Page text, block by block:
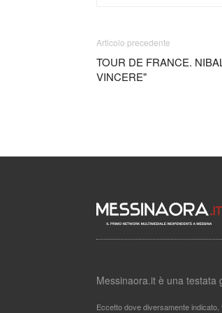
Articolo precedente
TOUR DE FRANCE.
VINCERE"
Messinaora.it è una testata
Eccetto dove diversamente